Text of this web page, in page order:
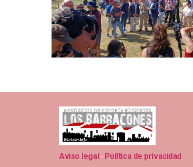
Aviso legal · Política de privacidad